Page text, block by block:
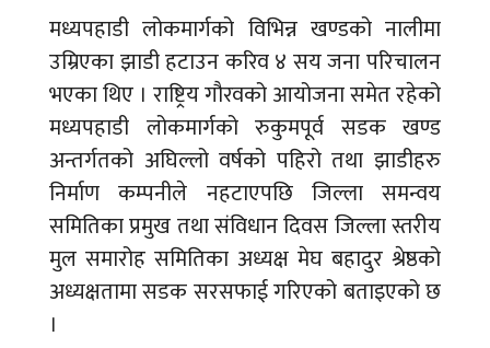
मध्यपहाडी लोकमार्गको विभिन्न खण्डको नालीमा
उम्रिएका झाडी हटाउन करिव ४ सय जना परिचालन
भएका थिए । राष्ट्रिय गौरवको आयोजना समेत रहेको
मध्यपहाडी लोकमार्गको रुकुमपूर्व सडक खण्ड
अन्तर्गतको अघिल्लो वर्षको पहिरो तथा झाडीहरु
निर्माण कम्पनीले नहटाएपछि जिल्ला समन्वय
समितिका प्रमुख तथा संविधान दिवस जिल्ला स्तरीय
मुल समारोह समितिका अध्यक्ष मेघ बहादुर श्रेष्ठको
अध्यक्षतामा सडक सरसफाई गरिएको बताइएको छ
।